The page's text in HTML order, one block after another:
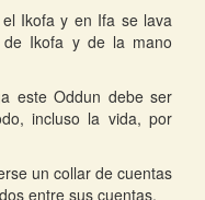
Ikofa y en Ifa se lava
Ikofa y de la mano
este Oddun debe ser
incluso la vida, por
un collar de cuentas
entre sus cuentas.